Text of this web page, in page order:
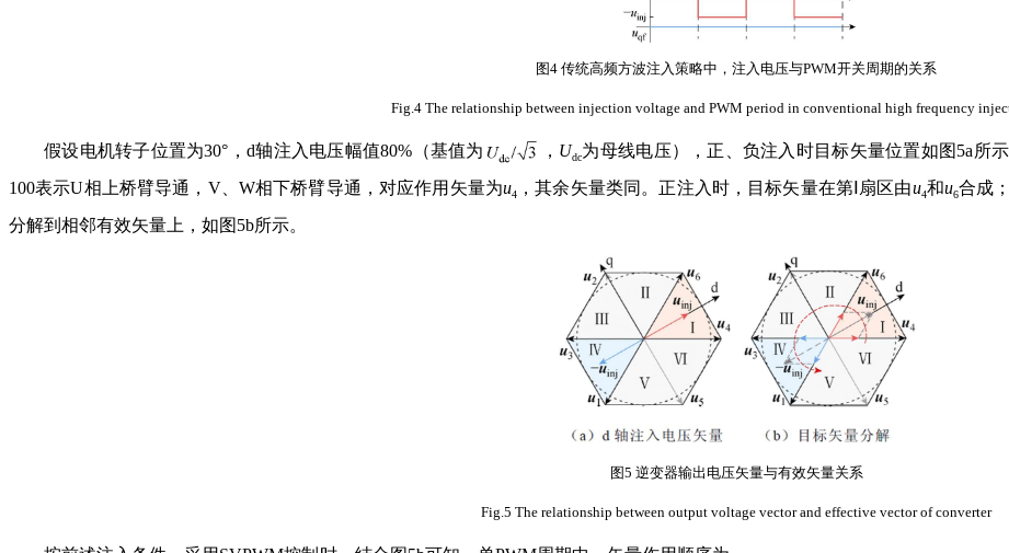
图4 传统高频方波注入策略中，注入电压与PWM开关周期的关系
Fig.4 The relationship between injection voltage and PWM period in conventional high frequency
假设电机转子位置为30°，d轴注入电压幅值80%（基值为 ， Udc为母线电压），正、负注入时目标矢量位置如图5a所
100表示U相上桥臂导通，V、W相下桥臂导通，对应作用矢量为u4 ，其余矢量类同。正注入时，目标矢量在第Ⅰ扇区由u4和u6合成
分解到相邻有效矢量上，如图5b所示。
图5 逆变器输出电压矢量与有效矢量关系
Fig.5 The relationship between output voltage vector and effective vector of converter